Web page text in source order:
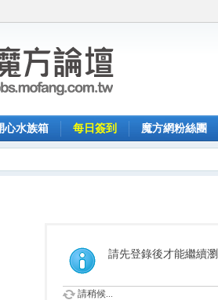
心水族箱 每日簽到 魔方網粉絲團
請先登錄後才能繼續
請稍候...